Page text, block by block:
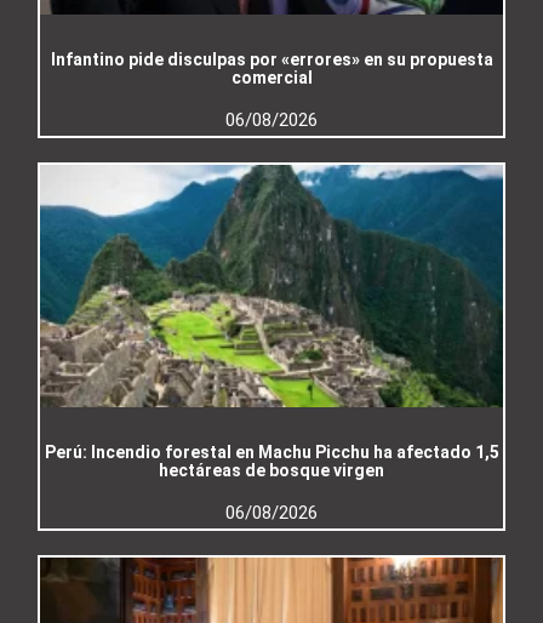
Infantino pide disculpas por «errores» en su propuesta
comercial
06/08/2026
Perú: Incendio forestal en Machu Picchu ha afectado 1,5
hectáreas de bosque virgen
06/08/2026